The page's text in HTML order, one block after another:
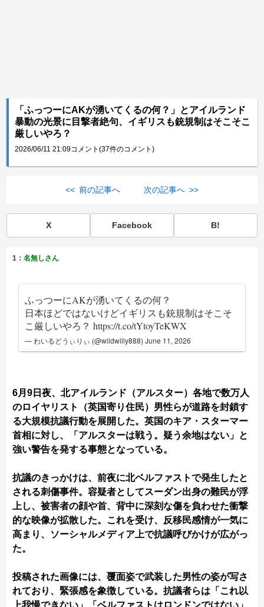
「ふっつーにAKが湧いてくるの何？」とアイルランド
暴動の光景に目撃者絶句、イギリスも銃規制はそこそこ
厳しいやろ？
2026/06/11 21:09コメント(37件のコメント)
<< 前の記事へ 次の記事へ >>
X Facebook B!
1：名無しさん
ふっつーにAKが湧いてくるの何？
日本ほどではないけどイギリスも銃規制はそこそ
こ厳しいやろ？https://t.co/tYtoyTeKWX
— わいるどうぃりぃ (@wildwilly888)June 11, 2026
6月9日夜、北アイルランド（アルスター）各地で数万人
のロイヤリスト（英国寄り住民）男性らが道路を封鎖す
る大規模抗議行動を展開した。英国のキア・スターマー
首相に対し、「アルスターは戦う。疑う余地はない」と
強い警告を発する事態となっている。
抗議のきっかけは、前夜に北ベルファストで発生したと
される刺傷事件。容疑者としてスーダン出身の難民が浮
上し、被害者の顔や首、背中に深刻な傷を負わせた衝撃
的な映像が拡散した。これを受け、反移民感情が一気に
高まり、ソーシャルメディア上で抗議呼びかけが広がっ
た。
投稿された画像には、覆面姿で武装した男性の姿が写さ
れており、緊張感を象徴している。抗議者らは「これ以